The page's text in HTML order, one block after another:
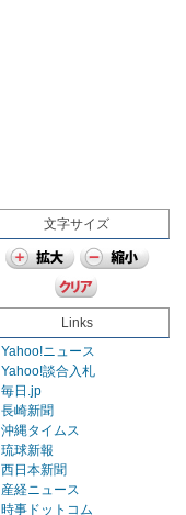
文字サイズ
Links
Yahoo!ニュース
Yahoo!談合入札
毎日.jp
長崎新聞
沖縄タイムス
琉球新報
西日本新聞
産経ニュース
時事ドットコム